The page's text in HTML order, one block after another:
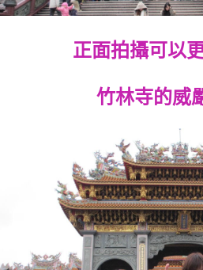
正面拍攝可以
竹林寺的威